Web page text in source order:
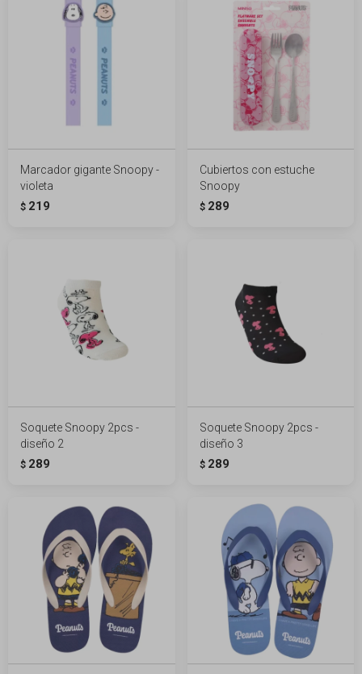
Marcador gigante Snoopy -
violeta
$ 219
Cubiertos con estuche
Snoopy
$ 289
Soquete Snoopy 2pcs -
diseño 2
$ 289
Soquete Snoopy 2pcs -
diseño 3
$ 289